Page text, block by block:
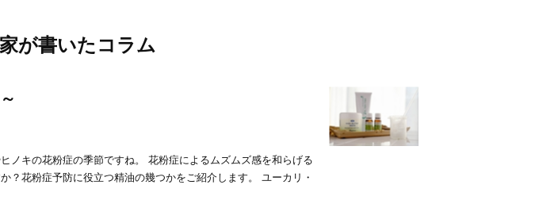
が書いたコラム
ノキの花粉症の季節ですね。 花粉症によるムズムズ感を和らげる
？花粉症予防に役立つ精油の幾つかをご紹介します。 ユーカリ・